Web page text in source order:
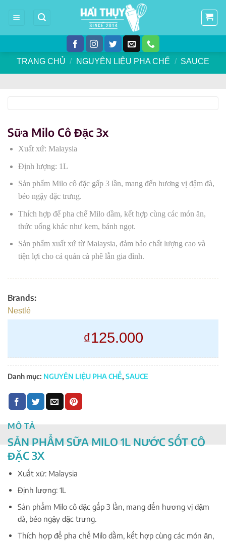
TRANG CHỦ / NGUYÊN LIỆU PHA CHẾ / SAUCE
Sữa Milo Cô Đặc 3x
Xuất xứ: Malaysia
Định lượng: 1L
Sản phẩm Milo cô đặc gấp 3 lần, mang đến hương vị đậm đà,
béo ngậy đặc trưng.
Thích hợp để pha chế Milo dầm, kết hợp cùng các món ăn,
thức uống khác như kem, bánh ngọt.
Sản phẩm xuất xứ từ Malaysia, đảm bảo chất lượng cao và
tiện lợi cho cả quán cà phê lẫn gia đình.
Brands:
Nestlé
₫125.000
Danh mục: NGUYÊN LIỆU PHA CHẾ, SAUCE
MÔ TẢ
SẢN PHẨM SỮA MILO 1L NƯỚC SỐT CÔ
ĐẶC 3X
Xuất xứ: Malaysia
Định lượng: 1L
Sản phẩm Milo cô đặc gấp 3 lần, mang đến hương vị đậm
đà, béo ngậy đặc trưng.
Thích hợp để pha chế Milo dầm, kết hợp cùng các món ăn,